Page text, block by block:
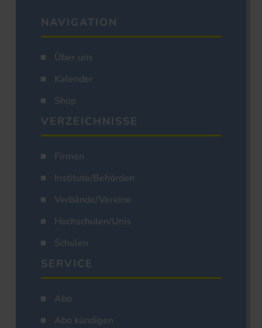
NAVIGATION
Über uns
Kalender
Shop
VERZEICHNISSE
Firmen
Institute/Behörden
Verbände/Vereine
Hochschulen/Unis
Schulen
SERVICE
Abo
Abo kündigen